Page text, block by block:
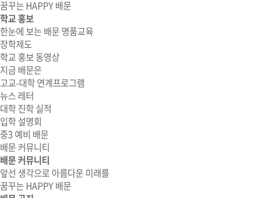
꿈꾸는 HAPPY 배문
학교 홍보
한눈에 보는 배문 명품교육
장학제도
학교 홍보 동영상
지금 배문은
고교-대학 연계프로그램
뉴스 레터
대학 진학 실적
입학 설명회
중3 예비 배문
배문 커뮤니티
배문 커뮤니티
앞선 생각으로 아름다운 미래를
꿈꾸는 HAPPY 배문